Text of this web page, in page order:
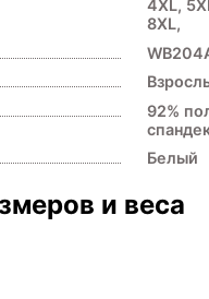
4XL,
8XL,
92%
Белый
и веса